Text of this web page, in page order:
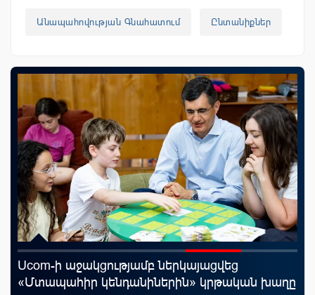
Անապահովության Գնահատում Ընտանիքներ
Ucom-ի աջակցությամբ ներկայացվեց
«Մտապահիր կենդանիներին» կրթական խաղը